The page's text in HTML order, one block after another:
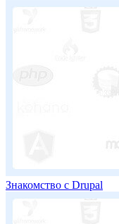
Знакомство с Drupal